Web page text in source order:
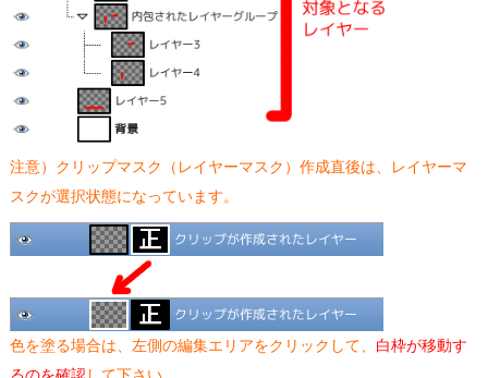
注意）クリップマスク（レイヤーマスク）作成直後は、レイヤーマ
スクが選択状態になっています。
色を塗る場合は、左側の編集エリアをクリックして、 白枠が移動す
るのを確認して下さい。